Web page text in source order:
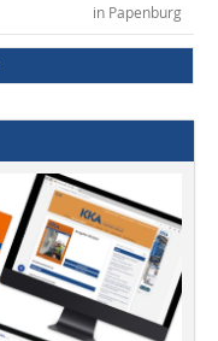
in Papenburg